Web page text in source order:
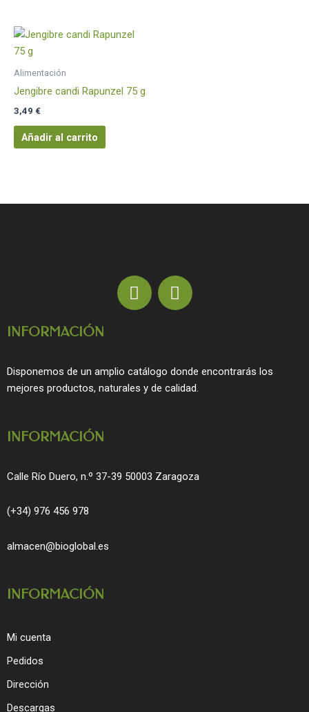
Alimentación
Jengibre candi Rapunzel 75 g
3,49 €
Añadir al carrito
F
a
o
o
I
n
g
r
INFORMACIÓN
Disponemos de un amplio catálogo donde encontrarás los
mejores productos, naturales y de calidad.
INFORMACIÓN
Calle Río Duero, n.º 37-39 50003 Zaragoza
(+34) 976 456 978
almacen@bioglobal.es
INFORMACIÓN
Mi cuenta
Pedidos
Dirección
Descargas